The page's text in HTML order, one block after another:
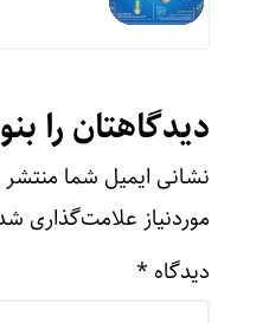
دیدگاهتان را
نشانی ایمیل شما
موردنیاز علامت‌گذاری
دیدگاه *